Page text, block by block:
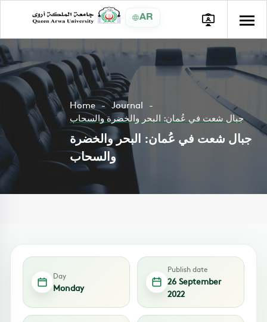
AR
Home
Journal
جبال شعت في عُمان: البحر والخضرة والسحاب
جبال شعت في عُمان: البحر والخضرة
والسحاب
Day
Monday
Publish date
26 September
2022